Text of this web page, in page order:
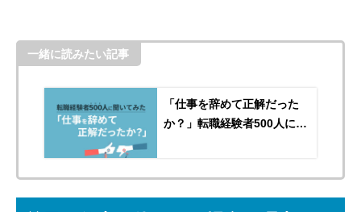
一緒に読みたい記事
「仕事を辞めて正解だった
か？」転職経験者500人に聞